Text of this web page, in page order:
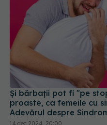
Și bărbații pot fi "pe
proaste, ca femeile cu
Adevărul despre
14 dec 2024, 20:00